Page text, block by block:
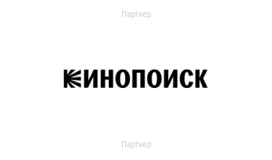
Партнер
Партнер